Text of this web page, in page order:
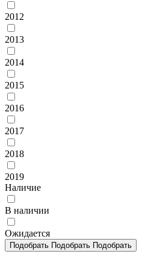
2012
2013
2014
2015
2016
2017
2018
2019
Наличие
В наличии
Ожидается
Подобрать Подобрать Подобрать